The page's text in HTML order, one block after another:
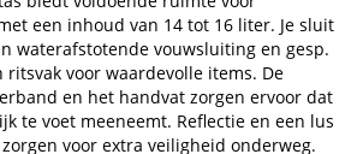
een inhoud van 14 tot 16 liter. Je sluit
waterafstotende vouwsluiting en gesp.
voor waardevolle items. De
en het handvat zorgen ervoor dat
te voet meeneemt. Reflectie en een lus
voor extra veiligheid onderweg.